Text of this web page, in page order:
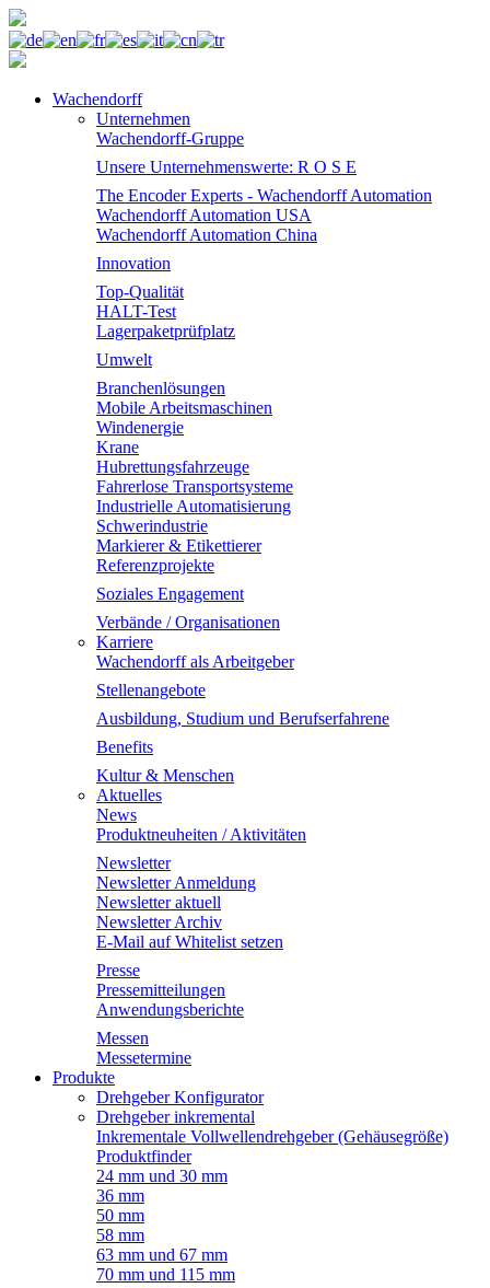
Wachendorff
Unternehmen
Wachendorff-Gruppe
Unsere Unternehmenswerte: R O S E
The Encoder Experts - Wachendorff Automation
Wachendorff Automation USA
Wachendorff Automation China
Innovation
Top-Qualität
HALT-Test
Lagerpaketprüfplatz
Umwelt
Branchenlösungen
Mobile Arbeitsmaschinen
Windenergie
Krane
Hubrettungsfahrzeuge
Fahrerlose Transportsysteme
Industrielle Automatisierung
Schwerindustrie
Markierer & Etikettierer
Referenzprojekte
Soziales Engagement
Verbände / Organisationen
Karriere
Wachendorff als Arbeitgeber
Stellenangebote
Ausbildung, Studium und Berufserfahrene
Benefits
Kultur & Menschen
Aktuelles
News
Produktneuheiten / Aktivitäten
Newsletter
Newsletter Anmeldung
Newsletter aktuell
Newsletter Archiv
E-Mail auf Whitelist setzen
Presse
Pressemitteilungen
Anwendungsberichte
Messen
Messetermine
Produkte
Drehgeber Konfigurator
Drehgeber inkremental
Inkrementale Vollwellendrehgeber (Gehäusegröße)
Produktfinder
24 mm und 30 mm
36 mm
50 mm
58 mm
63 mm und 67 mm
70 mm und 115 mm